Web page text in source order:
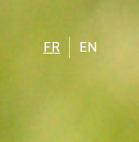
FR EN